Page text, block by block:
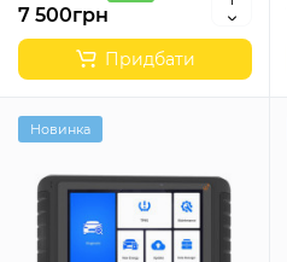
7 500грн
Придбати
Новинка